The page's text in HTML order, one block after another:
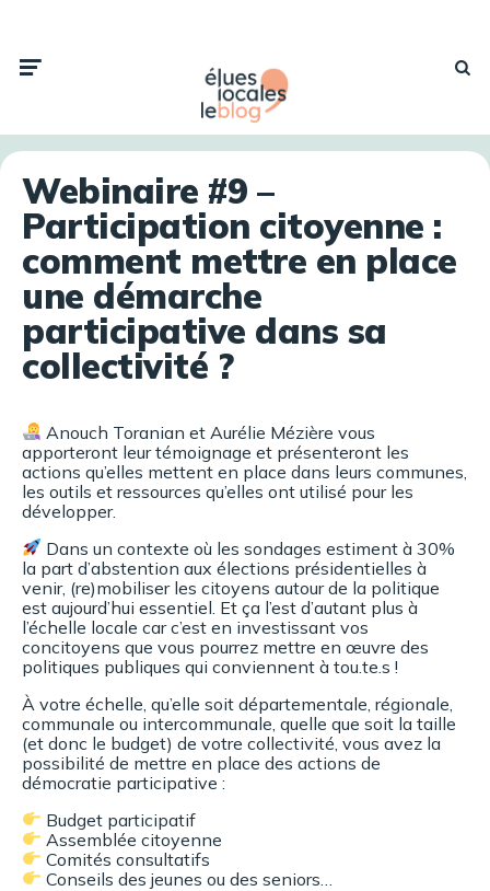
Webinaire #9 –
Participation citoyenne :
comment mettre en place
une démarche
participative dans sa
collectivité ?
Anouch Toranian et Aurélie Mézière vous
apporteront leur témoignage et présenteront les
actions qu’elles mettent en place dans leurs communes,
les outils et ressources qu’elles ont utilisé pour les
développer.
Dans un contexte où les sondages estiment à 30%
la part d’abstention aux élections présidentielles à
venir, (re)mobiliser les citoyens autour de la politique
est aujourd’hui essentiel. Et ça l’est d’autant plus à
l’échelle locale car c’est en investissant vos
concitoyens que vous pourrez mettre en œuvre des
politiques publiques qui conviennent à tou.te.s !
À votre échelle, qu’elle soit départementale, régionale,
communale ou intercommunale, quelle que soit la taille
(et donc le budget) de votre collectivité, vous avez la
possibilité de mettre en place des actions de
démocratie participative :
Budget participatif
Assemblée citoyenne
Comités consultatifs
Conseils des jeunes ou des seniors…